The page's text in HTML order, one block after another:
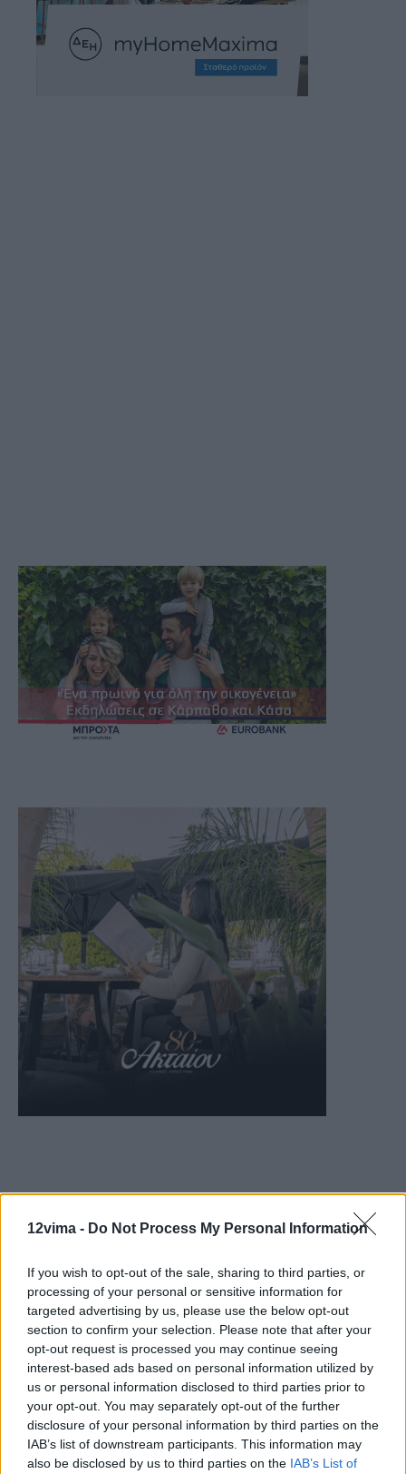
12vima - Do Not Process My Personal Information
If you wish to opt-out of the sale, sharing to third parties, or
processing of your personal or sensitive information for
targeted advertising by us, please use the below opt-out
section to confirm your selection. Please note that after your
opt-out request is processed you may continue seeing
interest-based ads based on personal information utilized by
us or personal information disclosed to third parties prior to
your opt-out. You may separately opt-out of the further
disclosure of your personal information by third parties on the
IAB’s list of downstream participants. This information may
also be disclosed by us to third parties on the IAB’s List of